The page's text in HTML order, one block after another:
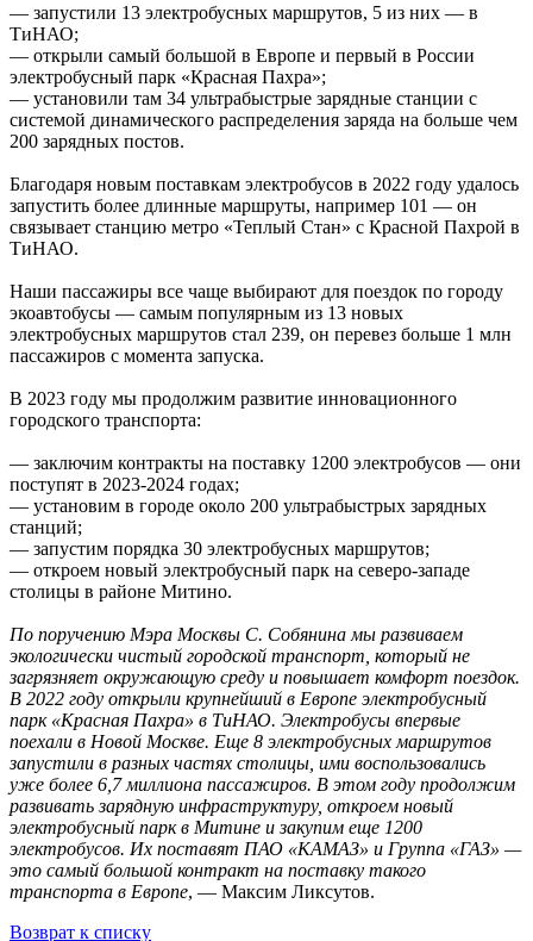
— запустили 13 электробусных маршрутов, 5 из них — в
ТиНАО;
— открыли самый большой в Европе и первый в России
электробусный парк «Красная Пахра»;
— установили там 34 ультрабыстрые зарядные станции с
системой динамического распределения заряда на больше чем
200 зарядных постов.
Благодаря новым поставкам электробусов в 2022 году удалось
запустить более длинные маршруты, например 101 — он
связывает станцию метро «Теплый Стан» с Красной Пахрой в
ТиНАО.
Наши пассажиры все чаще выбирают для поездок по городу
экоавтобусы — самым популярным из 13 новых
электробусных маршрутов стал 239, он перевез больше 1 млн
пассажиров с момента запуска.
В 2023 году мы продолжим развитие инновационного
городского транспорта:
— заключим контракты на поставку 1200 электробусов — они
поступят в 2023-2024 годах;
— установим в городе около 200 ультрабыстрых зарядных
станций;
— запустим порядка 30 электробусных маршрутов;
— откроем новый электробусный парк на северо-западе
столицы в районе Митино.
По поручению Мэра Москвы С. Собянина мы развиваем
экологически чистый городской транспорт, который не
загрязняет окружающую среду и повышает комфорт поездок.
В 2022 году открыли крупнейший в Европе электробусный
парк «Красная Пахра» в ТиНАО. Электробусы впервые
поехали в Новой Москве. Еще 8 электробусных маршрутов
запустили в разных частях столицы, ими воспользовались
уже более 6,7 миллиона пассажиров. В этом году продолжим
развивать зарядную инфраструктуру, откроем новый
электробусный парк в Митине и закупим еще 1200
электробусов. Их поставят ПАО «КАМАЗ» и Группа «ГАЗ» —
это самый большой контракт на поставку такого
транспорта в Европе, — Максим Ликсутов.
Возврат к списку